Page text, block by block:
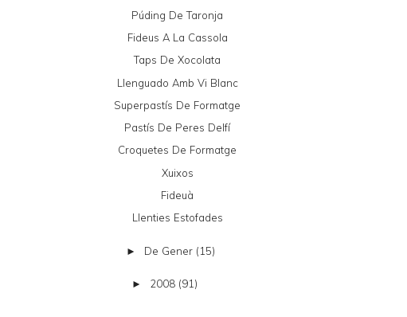
Púding De Taronja
Fideus A La Cassola
Taps De Xocolata
Llenguado Amb Vi Blanc
Superpastís De Formatge
Pastís De Peres Delfí
Croquetes De Formatge
Xuixos
Fideuà
Llenties Estofades
► De Gener (15)
► 2008 (91)